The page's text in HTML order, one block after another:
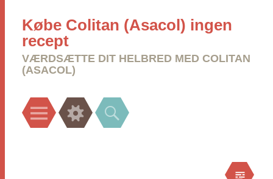
Købe Colitan (Asacol) ingen
recept
VÆRDSÆTTE DIT HELBRED MED COLITAN
(ASACOL)
Menu Widgets Search